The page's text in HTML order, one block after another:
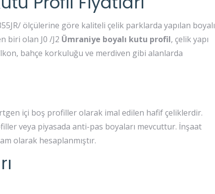
ölçülerine göre kaliteli çelik parklarda yapılan boyalı
biri olan J0 /J2 Ümraniye boyalı kutu profil, çelik yapı
bahçe korkuluğu ve merdiven gibi alanlarda
içi boş profiller olarak imal edilen hafif çeliklerdir.
veya piyasada anti-pas boyaları mevcuttur. İnşaat
olarak hesaplanmıştır.